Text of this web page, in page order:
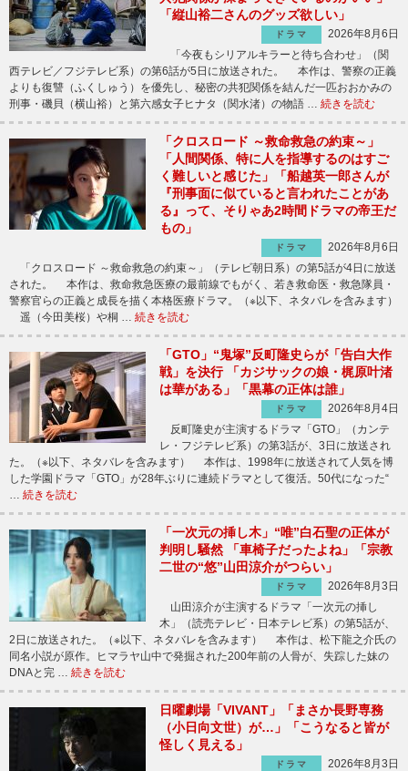
「縦山裕二さんのグッズ欲しい」
ドラマ
2026年8月6日
「今夜もシリアルキラーと待ち合わせ」（関
西テレビ／フジテレビ系）の第6話が5日に放送された。 本作は、警察の正義
よりも復讐（ふくしゅう）を優先し、秘密の共犯関係を結んだ一匹おおかみの
刑事・磯貝（横山裕）と第六感女子ヒナタ（関水渚）の物語 … 続きを読む
「クロスロード ～救命救急の約束～」
「人間関係、特に人を指導するのはすご
く難しいと感じた」「船越英一郎さんが
『刑事面に似ていると言われたことがあ
る』って、そりゃあ2時間ドラマの帝王だ
もの」
ドラマ
2026年8月6日
「クロスロード ～救命救急の約束～」（テレビ朝日系）の第5話が4日に放送
された。 本作は、救命救急医療の最前線でもがく、若き救命医・救急隊員・
警察官らの正義と成長を描く本格医療ドラマ。（※以下、ネタバレを含みます）
遥（今田美桜）や桐 … 続きを読む
「GTO」“鬼塚”反町隆史らが「告白大作
戦」を決行 「カジサックの娘・梶原叶渚
は華がある」「黒幕の正体は誰」
ドラマ
2026年8月4日
反町隆史が主演するドラマ「GTO」（カンテ
レ・フジテレビ系）の第3話が、3日に放送され
た。（※以下、ネタバレを含みます） 本作は、1998年に放送されて人気を博
した学園ドラマ「GTO」が28年ぶりに連続ドラマとして復活。50代になった“
… 続きを読む
「一次元の挿し木」“唯”白石聖の正体が
判明し騒然 「車椅子だったよね」「宗教
二世の“悠”山田涼介がつらい」
ドラマ
2026年8月3日
山田涼介が主演するドラマ「一次元の挿し
木」（読売テレビ・日本テレビ系）の第5話が、
2日に放送された。（※以下、ネタバレを含みます） 本作は、松下龍之介氏の
同名小説が原作。ヒマラヤ山中で発掘された200年前の人骨が、失踪した妹の
DNAと完 … 続きを読む
日曜劇場「VIVANT」「まさか長野専務
（小日向文世）が…」「こうなると皆が
怪しく見える」
ドラマ
2026年8月3日